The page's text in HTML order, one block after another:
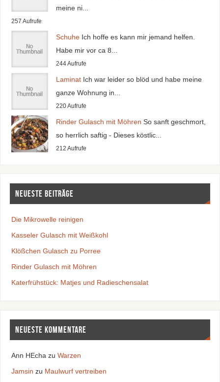
meine ni...
257 Aufrufe
Schuhe Ich hoffe es kann mir jemand helfen.
Habe mir vor ca 8...
244 Aufrufe
Laminat Ich war leider so blöd und habe meine
ganze Wohnung in...
220 Aufrufe
Rinder Gulasch mit Möhren So sanft geschmort,
so herrlich saftig - Dieses köstlic...
212 Aufrufe
Neueste Beiträge
Die Mikrowelle reinigen
Kasseler Gulasch mit Weißkohl
Klößchen Gulasch zu Porree
Rinder Gulasch mit Möhren
Katerfrühstück: Matjes und Radieschensalat
Neueste Kommentare
Ann HEcha zu Warzen
Jamsin zu Maulwurf vertreiben